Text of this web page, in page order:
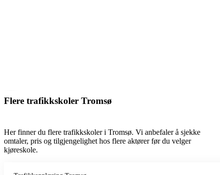
Flere trafikkskoler Tromsø
Her finner du flere trafikkskoler i Tromsø. Vi anbefaler å sjekke
omtaler, pris og tilgjengelighet hos flere aktører før du velger
kjøreskole.